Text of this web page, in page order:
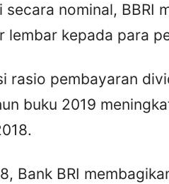
secara nominal, BBRI
lembar kepada para
rasio pembayaran
buku 2019
Bank BRI